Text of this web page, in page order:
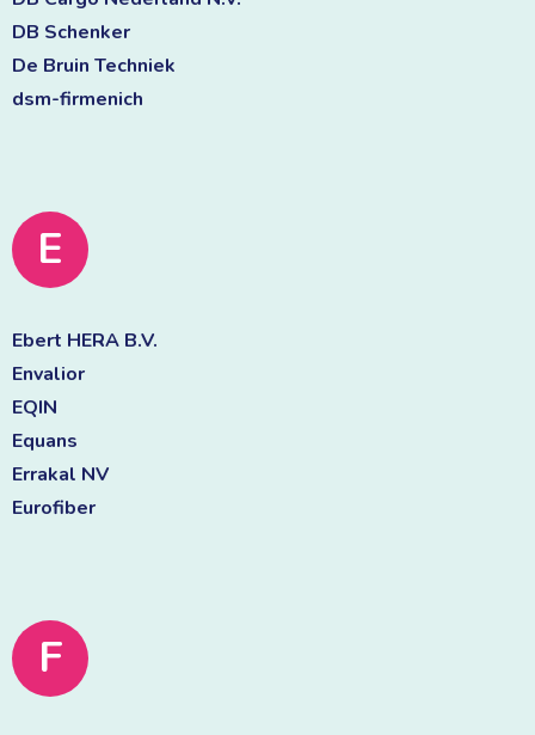
DB Schenker
De Bruin Techniek
dsm-firmenich
E
Ebert HERA B.V.
Envalior
EQIN
Equans
Errakal NV
Eurofiber
F